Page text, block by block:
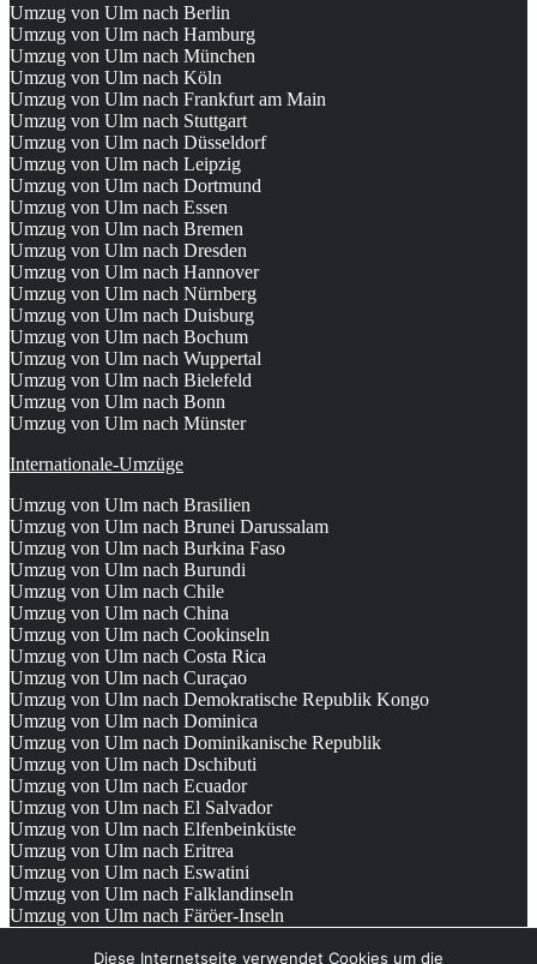
Umzug von Ulm nach Berlin
Umzug von Ulm nach Hamburg
Umzug von Ulm nach München
Umzug von Ulm nach Köln
Umzug von Ulm nach Frankfurt am Main
Umzug von Ulm nach Stuttgart
Umzug von Ulm nach Düsseldorf
Umzug von Ulm nach Leipzig
Umzug von Ulm nach Dortmund
Umzug von Ulm nach Essen
Umzug von Ulm nach Bremen
Umzug von Ulm nach Dresden
Umzug von Ulm nach Hannover
Umzug von Ulm nach Nürnberg
Umzug von Ulm nach Duisburg
Umzug von Ulm nach Bochum
Umzug von Ulm nach Wuppertal
Umzug von Ulm nach Bielefeld
Umzug von Ulm nach Bonn
Umzug von Ulm nach Münster
Internationale-Umzüge
Umzug von Ulm nach Brasilien
Umzug von Ulm nach Brunei Darussalam
Umzug von Ulm nach Burkina Faso
Umzug von Ulm nach Burundi
Umzug von Ulm nach Chile
Umzug von Ulm nach China
Umzug von Ulm nach Cookinseln
Umzug von Ulm nach Costa Rica
Umzug von Ulm nach Curaçao
Umzug von Ulm nach Demokratische Republik Kongo
Umzug von Ulm nach Dominica
Umzug von Ulm nach Dominikanische Republik
Umzug von Ulm nach Dschibuti
Umzug von Ulm nach Ecuador
Umzug von Ulm nach El Salvador
Umzug von Ulm nach Elfenbeinküste
Umzug von Ulm nach Eritrea
Umzug von Ulm nach Eswatini
Umzug von Ulm nach Falklandinseln
Umzug von Ulm nach Färöer-Inseln
Umzugsunternehmen Ulm
Diese Internetseite verwendet Cookies um die